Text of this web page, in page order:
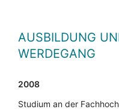
AUSBILDUNG
WERDEGANG
2008
Studium an der